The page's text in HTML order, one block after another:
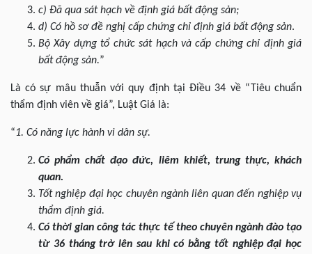
c) Đã qua sát hạch về định giá bất động sản;
d) Có hồ sơ đề nghị cấp chứng chỉ định giá bất động sản.
Bộ Xây dựng tổ chức sát hạch và cấp chứng chỉ định giá
bất động sản.”
Là có sự mâu thuẫn với quy định tại Điều 34 về “Tiêu chuẩn
thẩm định viên về giá”, Luật Giá là:
“1. Có năng lực hành vi dân sự.
Có phẩm chất đạo đức, liêm khiết, trung thực, khách
quan.
Tốt nghiệp đại học chuyên ngành liên quan đến nghiệp vụ
thẩm định giá.
Có thời gian công tác thực tế theo chuyên ngành đào tạo
từ 36 tháng trở lên sau khi có bằng tốt nghiệp đại học